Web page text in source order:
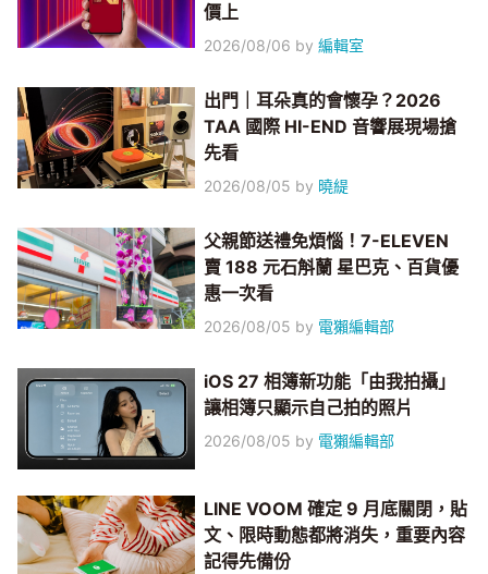
價上
2026/08/06 by編輯室
出門｜耳朵真的會懷孕？2026
TAA 國際 HI-END 音響展現場搶
先看
2026/08/05 by 曉緹
父親節送禮免煩惱！7-ELEVEN
賣 188 元石斛蘭 星巴克、百貨優
惠一次看
2026/08/05 by 電獺編輯部
iOS 27 相簿新功能「由我拍攝」
讓相簿只顯示自己拍的照片
2026/08/05 by 電獺編輯部
LINE VOOM 確定 9 月底關閉，貼
文、限時動態都將消失，重要內容
記得先備份